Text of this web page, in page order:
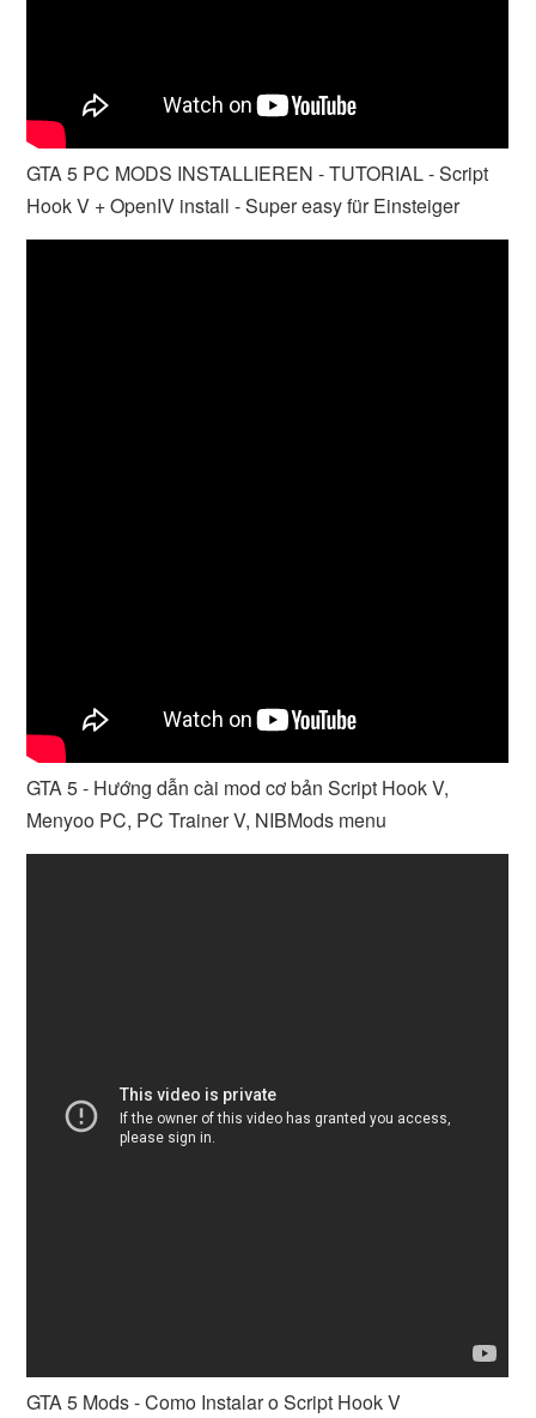
GTA 5 PC MODS INSTALLIEREN - TUTORIAL - Script
Hook V + OpenIV install - Super easy für Einsteiger
GTA 5 - Hướng dẫn cài mod cơ bản Script Hook V,
Menyoo PC, PC Trainer V, NIBMods menu
GTA 5 Mods - Como Instalar o Script Hook V